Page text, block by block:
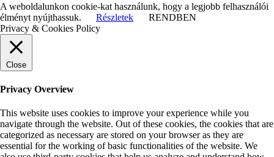
A weboldalunkon cookie-kat használunk, hogy a legjobb felhasználói
élményt nyújthassuk.
Részletek
RENDBEN
Privacy & Cookies Policy
Close
Privacy Overview
This website uses cookies to improve your experience while you
navigate through the website. Out of these cookies, the cookies that are
categorized as necessary are stored on your browser as they are
essential for the working of basic functionalities of the website. We